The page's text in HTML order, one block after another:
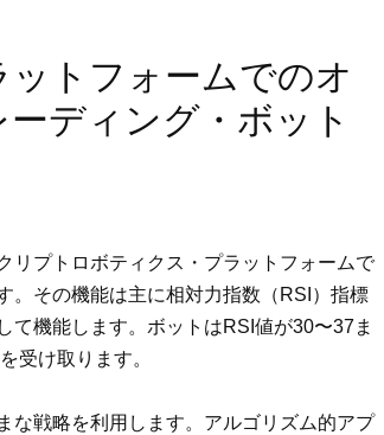
トフォームでのオ
ディング・ボット
リプトロボティクス・プラットフォームで
。その機能は主に相対力指数（RSI）指標
て機能します。ボットはRSI値が30〜37ま
受け取ります。
な戦略を利用します。アルゴリズム的アプ